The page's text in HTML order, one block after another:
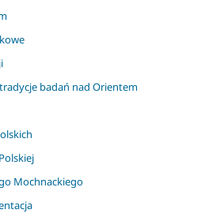
badań nad Orientem
Mochnackiego